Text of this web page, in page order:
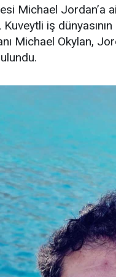
Michael Jordan’a
iş
Michael Okylan,